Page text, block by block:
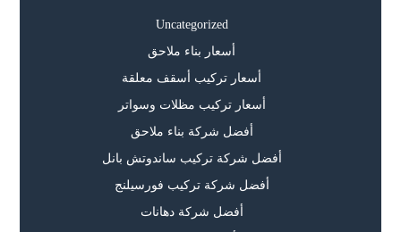
Uncategorized
أسعار بناء ملاحق
أسعار تركيب أسقف معلقة
أسعار تركيب مظلات وسواتر
أفضل شركة بناء ملاحق
أفضل شركة تركيب ساندوتش بانل
أفضل شركة تركيب فورسيلنج
أفضل شركة دهانات